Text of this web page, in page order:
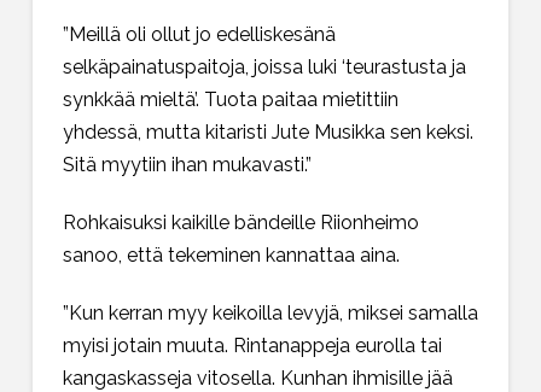
”Meillä oli ollut jo edelliskesänä
selkäpainatuspaitoja, joissa luki ‘teurastusta ja
synkkää mieltä’. Tuota paitaa mietittiin
yhdessä, mutta kitaristi Jute Musikka sen keksi.
Sitä myytiin ihan mukavasti.”
Rohkaisuksi kaikille bändeille Riionheimo
sanoo, että tekeminen kannattaa aina.
”Kun kerran myy keikoilla levyjä, miksei samalla
myisi jotain muuta. Rintanappeja eurolla tai
kangaskasseja vitosella. Kunhan ihmisille jää